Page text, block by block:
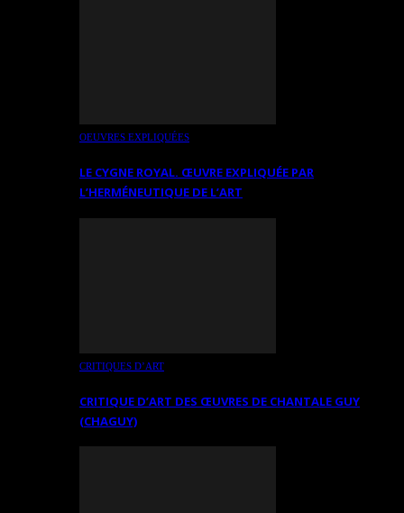
OEUVRES EXPLIQUÉES
LE CYGNE ROYAL. ŒUVRE EXPLIQUÉE PAR
L’HERMÉNEUTIQUE DE L’ART
CRITIQUES D’ART
CRITIQUE D’ART DES ŒUVRES DE CHANTALE GUY
(CHAGUY)